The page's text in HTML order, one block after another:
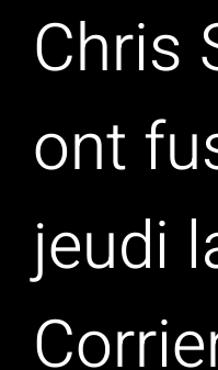
Chris
ont
jeudi